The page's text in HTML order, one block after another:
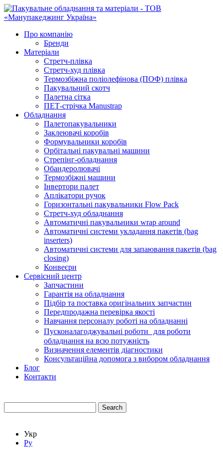
Про компанію
Бренди
Матеріали
Стретч-плівка
Стретч-худ плівка
Термозбіжна поліолефінова (ПОФ) плівка
Пакувальний скотч
Палетна сітка
ПЕТ-стрічка Manustrap
Обладнання
Палетопакувальники
Заклеювачі коробів
Формувальники коробів
Орбітальні пакувальні машини
Стрепінг-обладнання
Обандеролювачі
Термозбіжні машини
Інвертори палет
Аплікатори ручок
Горизонтальні пакувальники Flow Pack
Стретч-худ обладнання
Автоматичні пакувальники wrap around
Автоматичні системи укладання пакетів (bag
inserters)
Автоматичні системи для запаювання пакетів (bag
closing)
Конвеєри
Сервісний центр
Запчастини
Гарантія на обладнання
Підбір та поставка оригінальних запчастин
Передпродажна перевірка якості
Навчання персоналу роботі на обладнанні
Пусконалагоджувальні роботи для роботи
обладнання на всю потужність
Визначення елементів діагностики
Консультаційна допомога з вибором обладнання
Блог
Контакти
Search
Укр
Ру